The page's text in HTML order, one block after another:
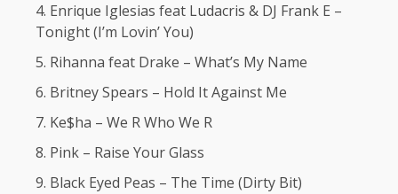
Enrique Iglesias feat Ludacris & DJ Frank E –
Tonight (I’m Lovin’ You)
Rihanna feat Drake – What’s My Name
Britney Spears – Hold It Against Me
Ke$ha – We R Who We R
Pink – Raise Your Glass
Black Eyed Peas – The Time (Dirty Bit)